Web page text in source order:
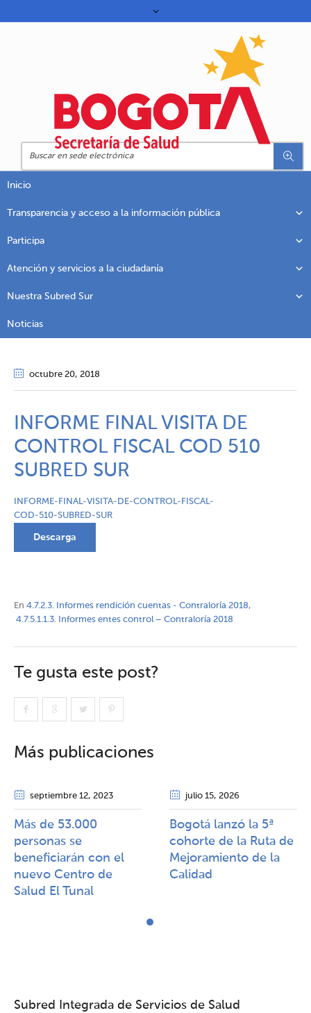
Inicio
Transparencia y acceso a la información pública
Participa
Atención y servicios a la ciudadanía
Nuestra Subred Sur
Noticias
octubre 20, 2018
INFORME FINAL VISITA DE
CONTROL FISCAL COD 510
SUBRED SUR
INFORME-FINAL-VISITA-DE-CONTROL-FISCAL-
COD-510-SUBRED-SUR
Descarga
En 4.7.2.3. Informes rendición cuentas - Contraloría 2018,
4.7.5.1.1.3. Informes entes control – Contraloría 2018
Te gusta este post?
Más publicaciones
septiembre 12, 2023
Más de 53.000
personas se
beneficiarán con el
nuevo Centro de
Salud El Tunal
julio 15, 2026
Bogotá lanzó la 5ª
cohorte de la Ruta de
Mejoramiento de la
Calidad​​
Subred Integrada de Servicios de Salud